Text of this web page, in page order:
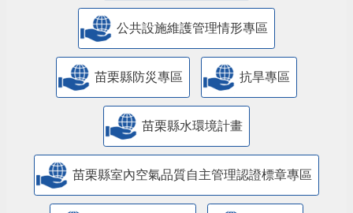
​公共設施維護管理情形專區
苗栗縣防災專區 抗旱專區
苗栗縣水環境計畫
苗栗縣室內空氣品質自主管理認證標章專區